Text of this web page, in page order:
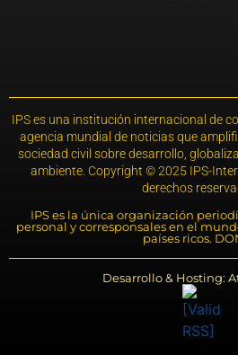
IPS es una institución internacional de
agencia mundial de noticias que
sociedad civil sobre desarrollo,
ambiente. Copyright © 2025 IPS-
derechos
IPS es la única organización
personal y corresponsales en el
países ricos.
Desarrollo & Hosting: